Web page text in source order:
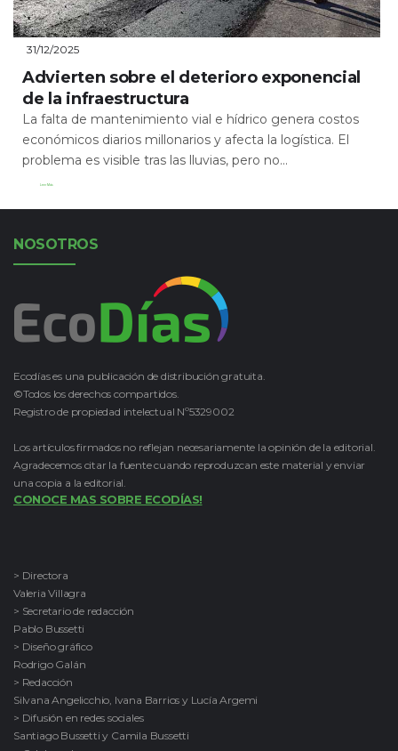
31/12/2025
Advierten sobre el deterioro exponencial
de la infraestructura
La falta de mantenimiento vial e hídrico genera costos
económicos diarios millonarios y afecta la logística. El
problema es visible tras las lluvias, pero no...
Leer Más
NOSOTROS
Ecodías es una publicación de distribución gratuita.
©Todos los derechos compartidos.
Registro de propiedad intelectual Nº5329002
Los artículos firmados no reflejan necesariamente la opinión de la editorial.
Agradecemos citar la fuente cuando reproduzcan este material y enviar
una copia a la editorial.
CONOCE MAS SOBRE ECODÍAS!
> Directora
Valeria Villagra
> Secretario de redacción
Pablo Bussetti
> Diseño gráfico
Rodrigo Galán
> Redacción
Silvana Angelicchio, Ivana Barrios y Lucía Argemi
> Difusión en redes sociales
Santiago Bussetti y Camila Bussetti